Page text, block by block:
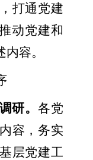
打通党建
动党建和
容。
研。各党
容，务实
层党建工